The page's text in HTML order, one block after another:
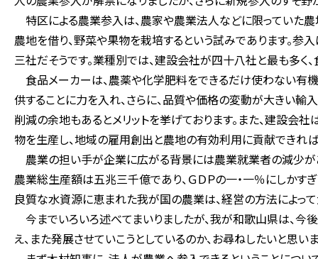
特区による農業参入は、農家や農業法人などに限っていた
農地を借り、野菜や果物を栽培するという試みであります。
三社だそうです。業種別では、建設会社が四十八社と最も多
食品メーカーは、農薬や化学肥料をできるだけ使わない有
供することに力を入れ、さらに、品質や価格の変動が大きい輸
削減の余地もあるとメリットを挙げております。また、建設
物を生産し、地域の雇用創出と農地の有効利用に貢献できれ
農業の担い手が企業に広がる背景には農業就業者の減少
農業総生産額は五兆三千億であり、ＧＤＰの一・一％にしかす
良質な水資源に恵まれた我が国の農業は、経営の方法によっ
今までいろいろ述べてまいりましたが、我が和歌山県は、今
え、また発展させていこうとしているのか、お尋ねしたいと思いま